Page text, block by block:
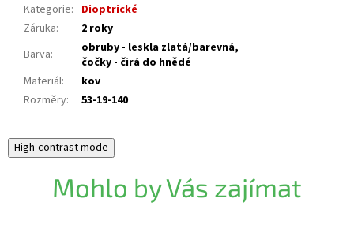
Kategorie: Dioptrické
Záruka:
2 roky
Barva:
obruby - leskla zlatá/barevná,
čočky - čirá do hnědé
Materiál:
kov
Rozměry: 53-19-140
High-contrast mode
Mohlo by Vás zajímat